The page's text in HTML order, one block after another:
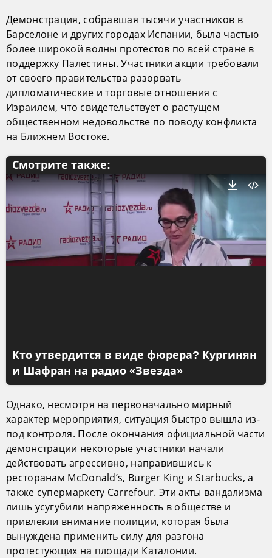
Демонстрация, собравшая тысячи участников в
Барселоне и других городах Испании, была частью
более широкой волны протестов по всей стране в
поддержку Палестины. Участники акции требовали
от своего правительства разорвать
дипломатические и торговые отношения с
Израилем, что свидетельствует о растущем
общественном недовольстве по поводу конфликта
на Ближнем Востоке.
Смотрите также:
Кто утвердится в виде фюрера? Кургинян
и Шафран на радио «Звезда»
Однако, несмотря на первоначально мирный
характер мероприятия, ситуация быстро вышла из-
под контроля. После окончания официальной части
демонстрации некоторые участники начали
действовать агрессивно, направившись к
ресторанам McDonald’s, Burger King и Starbucks, а
также супермаркету Carrefour. Эти акты вандализма
лишь усугубили напряженность в обществе и
привлекли внимание полиции, которая была
вынуждена применить силу для разгона
протестующих на площади Каталонии.